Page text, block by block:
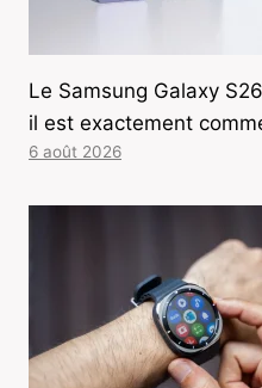
Le Samsung Galaxy
il est exactement
6 août 2026